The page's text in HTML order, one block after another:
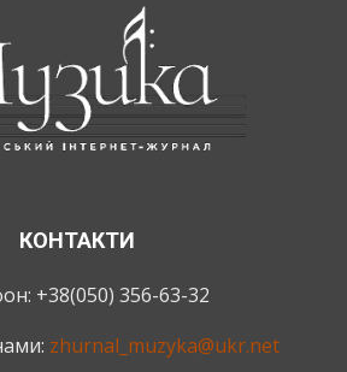
КОНТАКТИ
+38(050) 356-63-32
zhurnal_muzyka@ukr.net